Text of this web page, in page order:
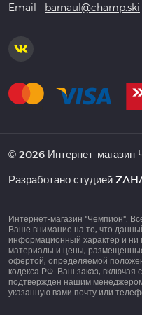
Email barnaul@champ.ski
© 2026 Интернет-магазин
Разработано студией
Интернет-магазин "Чемпион".
Ваше внимание на то, что
информационный характер и ни
материалы и цены,
офертой, определяемой
кодекса РФ. Ваш заказ, включая
подтвержден нашим
указанную вами почту или